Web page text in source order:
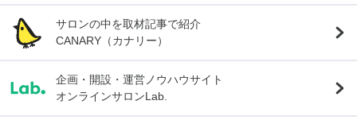
サロンの中を取材記事で紹介
CANARY（カナリー）
企画・開設・運営ノウハウサイト
オンラインサロンLab.